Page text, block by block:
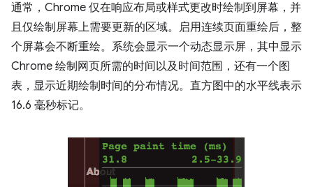
通常，Chrome 仅在响应布局或样式更改时绘制到屏幕，并
且仅绘制屏幕上需要更新的区域。启用连续页面重绘后，整
个屏幕会不断重绘。系统会显示一个动态显示屏，其中显示
Chrome 绘制网页所需的时间以及时间范围，还有一个图
表，显示近期绘制时间的分布情况。直方图中的水平线表示
16.6 毫秒标记。